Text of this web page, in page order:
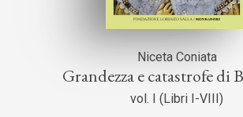
Niceta Coniata
Grandezza e catastrofe di
vol. I (Libri I-VIII)